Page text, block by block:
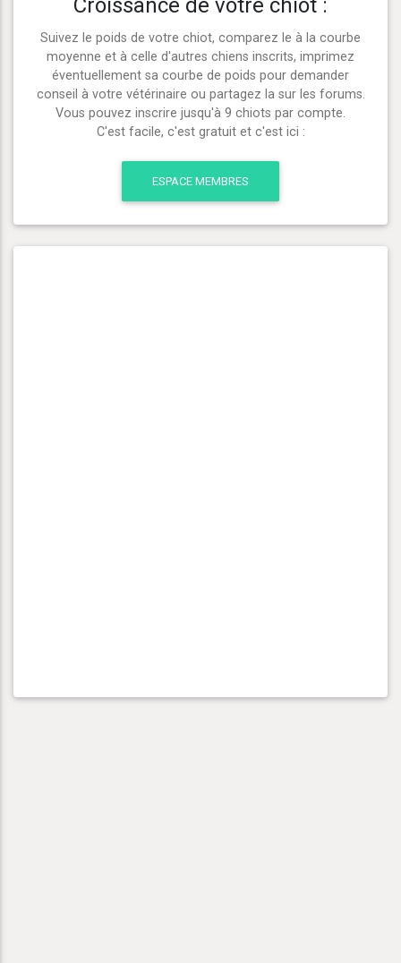
Suivez le poids de votre chiot, comparez le à la courbe
moyenne et à celle d'autres chiens inscrits, imprimez
éventuellement sa courbe de poids pour demander
conseil à votre vétérinaire ou partagez la sur les forums.
Vous pouvez inscrire jusqu'à 9 chiots par compte.
C'est facile, c'est gratuit et c'est ici :
ESPACE MEMBRES